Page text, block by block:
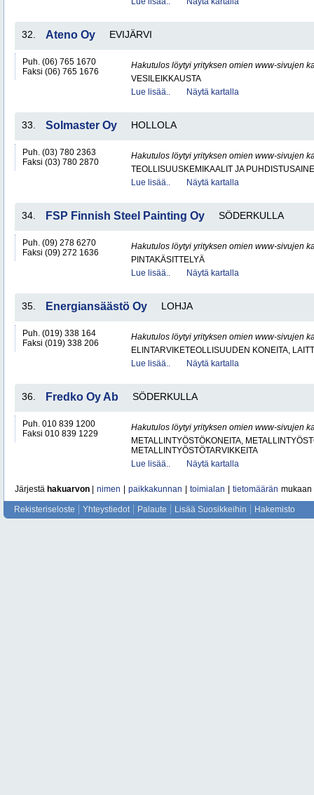
32. Ateno Oy EVIJÄRVI
Puh. (06) 765 1670
Faksi (06) 765 1676
Hakutulos löytyi yrityksen omien www-sivujen
VESILEIKKAUSTA
Lue lisää..
Näytä kartalla
33. Solmaster Oy HOLLOLA
Puh. (03) 780 2363
Faksi (03) 780 2870
Hakutulos löytyi yrityksen omien www-sivujen
TEOLLISUUSKEMIKAALIT JA
Lue lisää..
Näytä kartalla
34. FSP Finnish Steel Painting Oy SÖDERKULLA
Puh. (09) 278 6270
Faksi (09) 272 1636
Hakutulos löytyi yrityksen omien www-sivujen
PINTAKÄSITTELYÄ
Lue lisää..
Näytä kartalla
35. Energiansäästö Oy LOHJA
Puh. (019) 338 164
Faksi (019) 338 206
Hakutulos löytyi yrityksen omien www-sivujen
ELINTARVIKETEOLLISUUDEN KONEITA,
Lue lisää..
Näytä kartalla
36. Fredko Oy Ab SÖDERKULLA
Puh. 010 839 1200
Faksi 010 839 1229
Hakutulos löytyi yrityksen omien www-sivujen
METALLINTYÖSTÖKONEITA,
METALLINTYÖSTÖTARVIKKEITA
Lue lisää..
Näytä kartalla
Järjestä hakuarvon nimen paikkakunnan toimialan tietomäärän mukaan
Rekisteriseloste Yhteystiedot Palaute Lisää Suosikkeihin Hakemisto